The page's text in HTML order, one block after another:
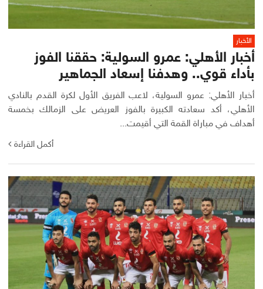
الأخبار
أخبار الأهلي: عمرو السولية: حققنا الفوز
بأداء قوي.. وهدفنا إسعاد الجماهير
أخبار الأهلي: عمرو السولية، لاعب الفريق الأول لكرة القدم بالنادي
الأهلي، أكد سعادته الكبيرة بالفوز العريض على الزمالك بخمسة
أهداف في مباراة القمة التي أقيمت...
أكمل القراءة